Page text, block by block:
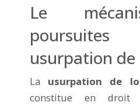
Le
usurpation de
La usurpation de
constitue en droit